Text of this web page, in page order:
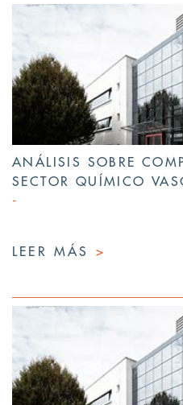
ANÁLISIS SOBRE
SECTOR QUÍMICO
LEER MÁS >